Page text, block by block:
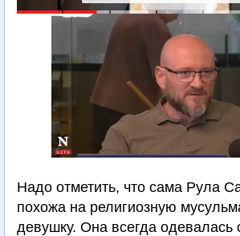
Надо отметить, что сама Рула
похожа на религиозную
девушку. Она всегда одевалась